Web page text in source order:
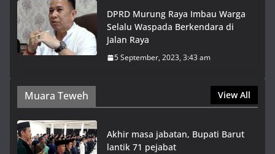
DPRD Murung Raya Imbau Warga
Selalu Waspada Berkendara di
Jalan Raya
5 September, 2023, 3:43 am
Muara Teweh View All
Akhir masa jabatan, Bupati Barut
lantik 71 pejabat